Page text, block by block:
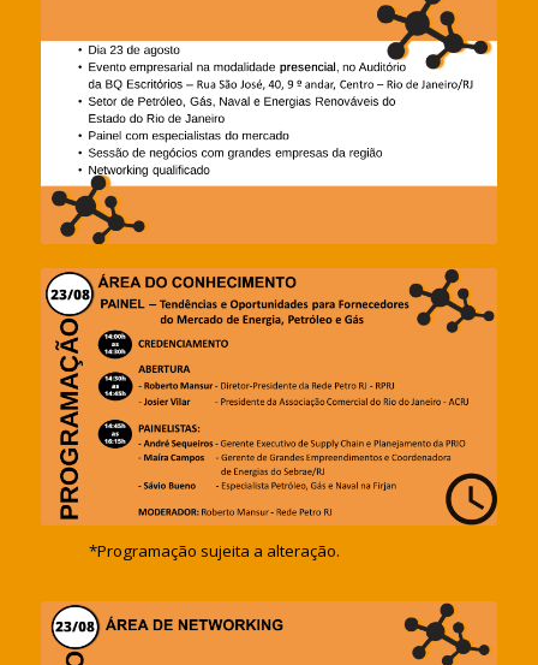
*Programação sujeita a alteração.